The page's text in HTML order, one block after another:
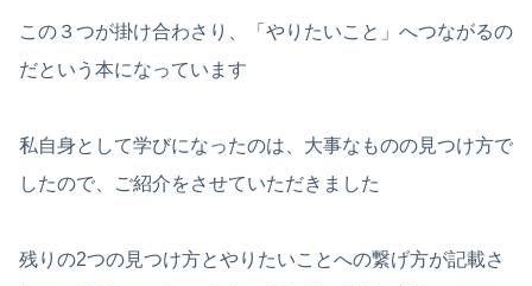
この３つが掛け合わさり、「やりたいこと」へつながるの
だという本になっています
私自身として学びになったのは、大事なものの見つけ方で
したので、ご紹介をさせていただきました
残りの2つの見つけ方とやりたいことへの繋げ方が記載さ